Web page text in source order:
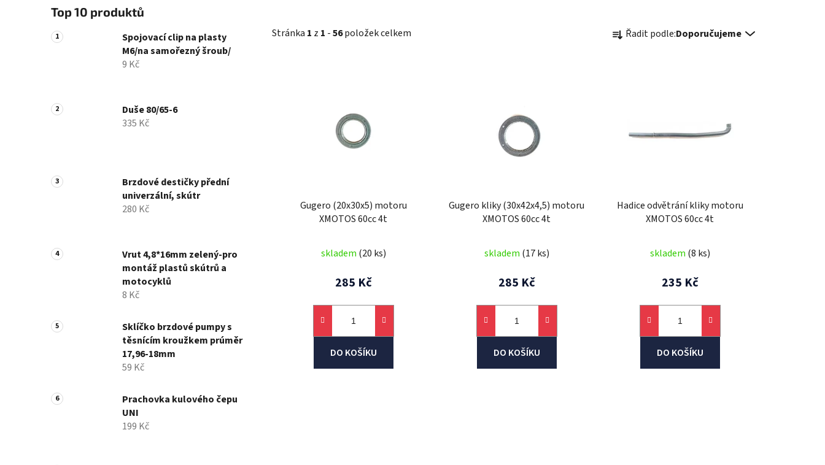
Top 10 produktů
Spojovací clip na plasty
M6/na samořezný šroub/
9 Kč
Duše 80/65-6
335 Kč
Brzdové destičky přední
univerzální, skútr
280 Kč
Vrut 4,8*16mm zelený-pro
montáž plastů skútrů a
motocyklů
8 Kč
Sklíčko brzdové pumpy s
těsnícím kroužkem prúměr
17,96-18mm
59 Kč
Prachovka kulového čepu
UNI
199 Kč
Stránka 1 z 1 -56položek celkem
a
k
Řadit podle:Doporučujeme
Gugero (20x30x5) motoru
XMOTOS 60cc 4t
skladem (20 ks)
285 Kč
DO KOŠÍKU
Gugero kliky (30x42x4,5) motoru
XMOTOS 60cc 4t
skladem (17 ks)
285 Kč
DO KOŠÍKU
Hadice odvětrání kliky motoru
XMOTOS 60cc 4t
skladem (8 ks)
235 Kč
DO KOŠÍKU